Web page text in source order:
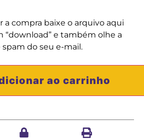
a compra baixe o arquivo aqui
“download” e também olhe a
spam do seu e-mail.
ao carrinho